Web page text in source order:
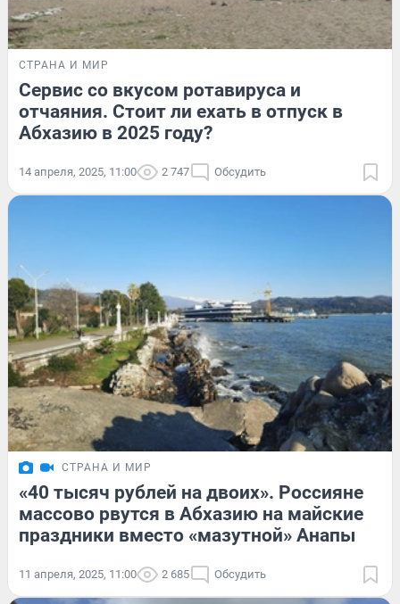
СТРАНА И МИР
Сервис со вкусом ротавируса и
отчаяния. Стоит ли ехать в отпуск в
Абхазию в 2025 году?
14 апреля, 2025, 11:00 2 747 Обсудить
СТРАНА И МИР
«40 тысяч рублей на двоих». Россияне
массово рвутся в Абхазию на майские
праздники вместо «мазутной» Анапы
11 апреля, 2025, 11:00 2 685 Обсудить